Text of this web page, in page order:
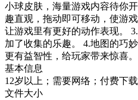
小球皮肤，海量游戏内容待你
趣直观，拖动即可移动，使游
让游戏里有更好的动作表现。
加了收集的乐趣。 4.地图的巧
更有益智性，给玩家带来惊喜。
基本信息
12岁以上；需要网络；付费下载
文件大小